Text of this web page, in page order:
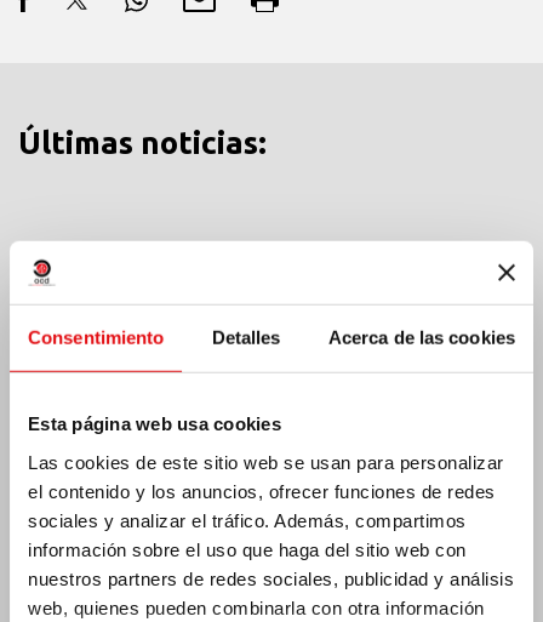
Consentimiento Detalles Acerca de las cookies
Esta página web usa cookies
Las cookies de este sitio web se usan para personalizar
el contenido y los anuncios, ofrecer funciones de redes
sociales y analizar el tráfico. Además, compartimos
información sobre el uso que haga del sitio web con
nuestros partners de redes sociales, publicidad y análisis
web, quienes pueden combinarla con otra información
Últimas noticias:
MÉXICO: ASAMBLEA PLENARIA OCD